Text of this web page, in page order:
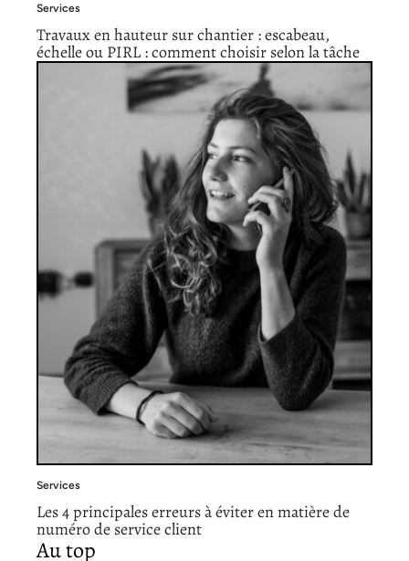
Services
Travaux en hauteur sur chantier : escabeau,
échelle ou PIRL : comment choisir selon la tâche
Services
Les 4 principales erreurs à éviter en matière de
numéro de service client
Au top